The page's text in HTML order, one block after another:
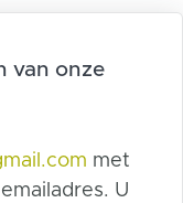
van onze
met
U